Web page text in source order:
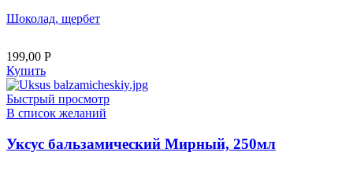
Шоколад, щербет
199,00 Р
Купить
Быстрый просмотр
В список желаний
Уксус бальзамический Мирный, 250мл